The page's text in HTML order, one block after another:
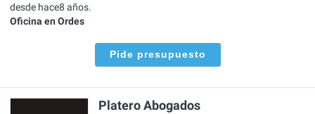
desde hace8 años.
Oficina en Ordes
Pide presupuesto
Platero Abogados